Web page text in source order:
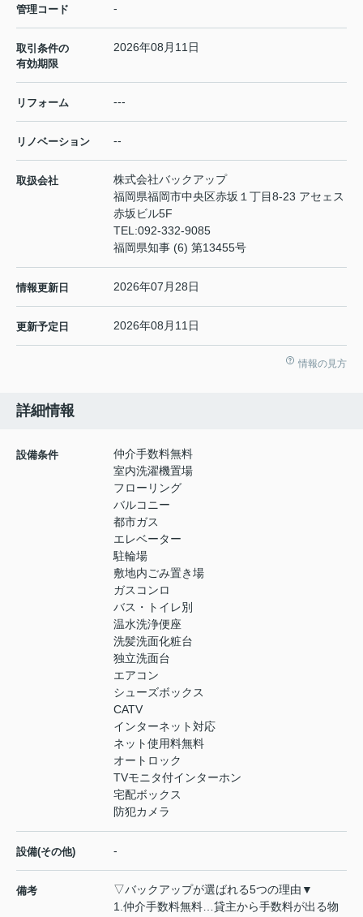
管理コード -
取引条件の
有効期限
2026年08月11日
リフォーム ---
リノベーション --
取扱会社
株式会社バックアップ
福岡県福岡市中央区赤坂１丁目8-23 アセェス
赤坂ビル5F
TEL:092-332-9085
福岡県知事 (6) 第13455号
情報更新日 2026年07月28日
更新予定日 2026年08月11日
情報の見方
詳細情報
設備条件
仲介手数料無料
室内洗濯機置場
フローリング
バルコニー
都市ガス
エレベーター
駐輪場
敷地内ごみ置き場
ガスコンロ
バス・トイレ別
温水洗浄便座
洗髪洗面化粧台
独立洗面台
エアコン
シューズボックス
CATV
インターネット対応
ネット使用料無料
オートロック
TVモニタ付インターホン
宅配ボックス
防犯カメラ
設備(その他) -
備考
▽バックアップが選ばれる5つの理由▼
1.仲介手数料無料…貸主から手数料が出る物